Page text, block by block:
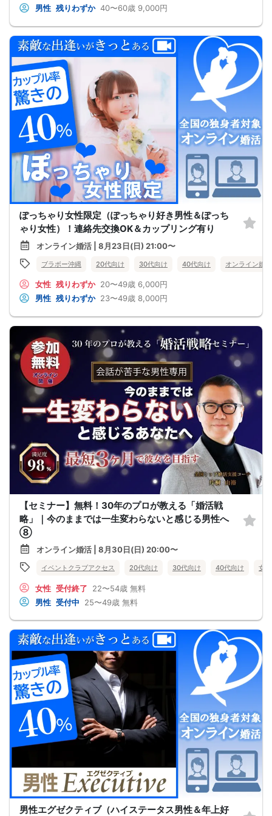
男性 残りわずか 40〜60歳 9,000円
ぽっちゃり女性限定（ぽっちゃり好き男性＆ぽっち
ゃり女性）！連絡先交換OK＆カップリング有り
オンライン婚活 | 8月23日(日) 21:00〜
ブラボー沖縄 20代向け 30代向け 40代向け オンライン婚活
女性 残りわずか 20〜49歳 6,000円
男性 残りわずか 23〜49歳 8,000円
【セミナー】無料！30年のプロが教える「婚活戦
略」｜今のままでは一生変わらないと感じる男性へ
⑧
オンライン婚活 | 8月30日(日) 20:00〜
イベントクラブアクセス 20代向け 30代向け 40代向け 女
女性 受付終了 22〜54歳 無料
男性 受付中 25〜49歳 無料
男性エグゼクティブ（ハイステータス男性＆年上好